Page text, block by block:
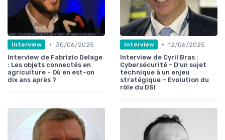
Interview • 30/06/2025
Interview de Fabrizio Delage
: Les objets connectés en
agriculture - Où en est-on
dix ans après ?
Interview • 12/06/2025
Interview de Cyril Bras :
Cybersécurité - D'un sujet
technique à un enjeu
stratégique – Evolution du
rôle du DSI